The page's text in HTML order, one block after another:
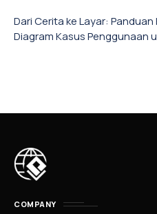
Dari Cerita ke Layar:
Diagram Kasus Penggunaan
COMPANY